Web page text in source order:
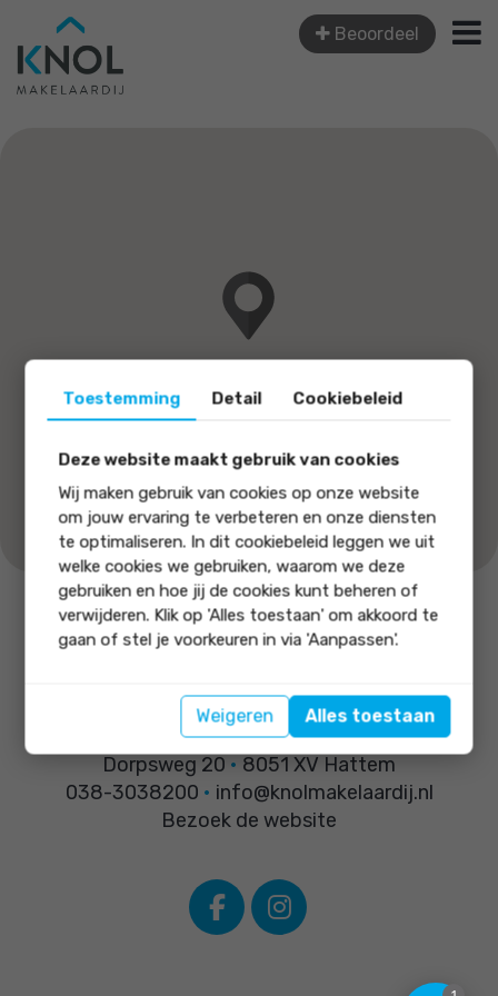
Beoordeel
Bel ons
038-3038200
Stuur ons
een email
Knol Makelaardij
Dorpsweg 20 • 8051 XV Hattem
038-3038200 • info@knolmakelaardij.nl
Bezoek de website
Toestemming Detail Cookiebeleid
Deze website maakt gebruik van cookies
Wij maken gebruik van cookies op onze website
om jouw ervaring te verbeteren en onze diensten
te optimaliseren. In dit cookiebeleid leggen we uit
welke cookies we gebruiken, waarom we deze
gebruiken en hoe jij de cookies kunt beheren of
verwijderen. Klik op 'Alles toestaan' om akkoord te
gaan of stel je voorkeuren in via 'Aanpassen'.
Weigeren Alles toestaan